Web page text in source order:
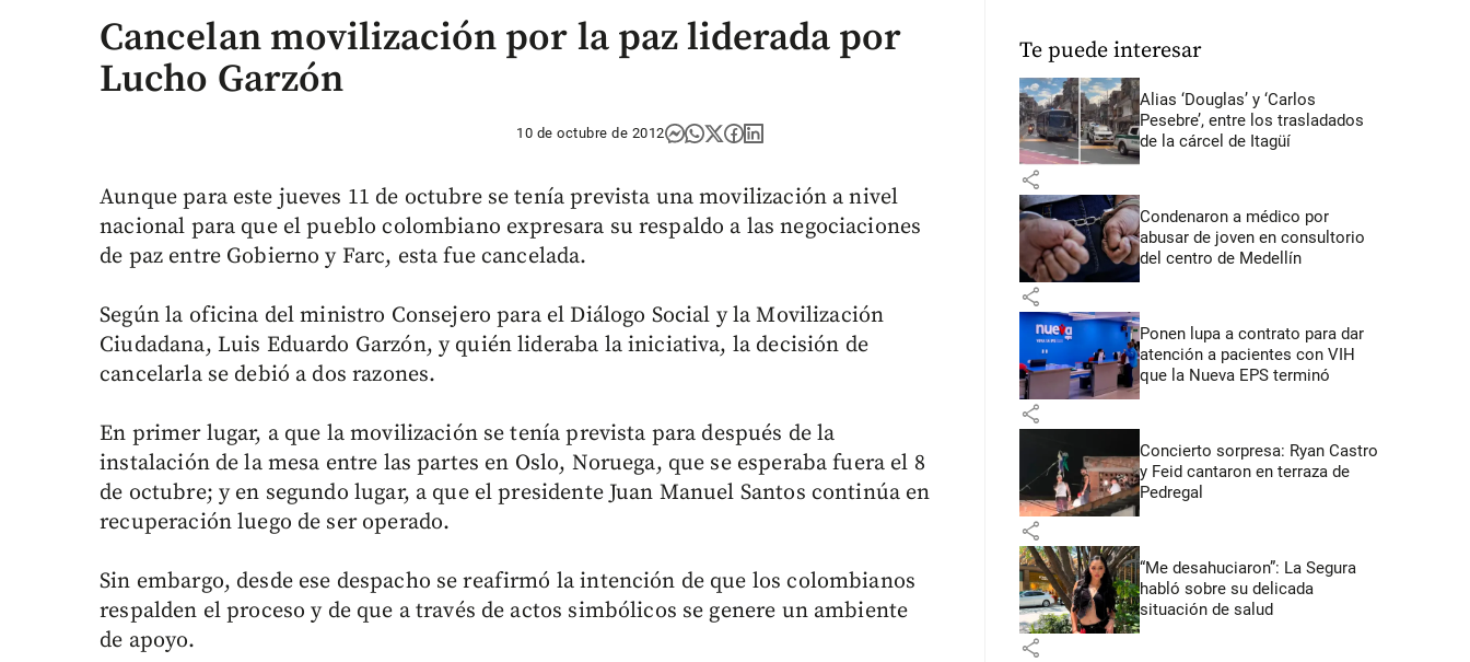
Cancelan movilización por la paz liderada por
Lucho Garzón
10 de octubre de 2012
Aunque para este jueves 11 de octubre se tenía prevista una movilización a nivel
nacional para que el pueblo colombiano expresara su respaldo a las negociaciones
de paz entre Gobierno y Farc, esta fue cancelada.
Según la oficina del ministro Consejero para el Diálogo Social y la Movilización
Ciudadana, Luis Eduardo Garzón, y quién lideraba la iniciativa, la decisión de
cancelarla se debió a dos razones.
En primer lugar, a que la movilización se tenía prevista para después de la
instalación de la mesa entre las partes en Oslo, Noruega, que se esperaba fuera el 8
de octubre; y en segundo lugar, a que el presidente Juan Manuel Santos continúa en
recuperación luego de ser operado.
Sin embargo, desde ese despacho se reafirmó la intención de que los colombianos
respalden el proceso y de que a través de actos simbólicos se genere un ambiente
de apoyo.
Te puede interesar
Alias ‘Douglas’ y ‘Carlos
Pesebre’, entre los trasladados
de la cárcel de Itagüí
share
Condenaron a médico por
abusar de joven en consultorio
del centro de Medellín
share
Ponen lupa a contrato para dar
atención a pacientes con VIH
que la Nueva EPS terminó
share
Concierto sorpresa: Ryan Castro
y Feid cantaron en terraza de
Pedregal
share
“Me desahuciaron”: La Segura
habló sobre su delicada
situación de salud
share